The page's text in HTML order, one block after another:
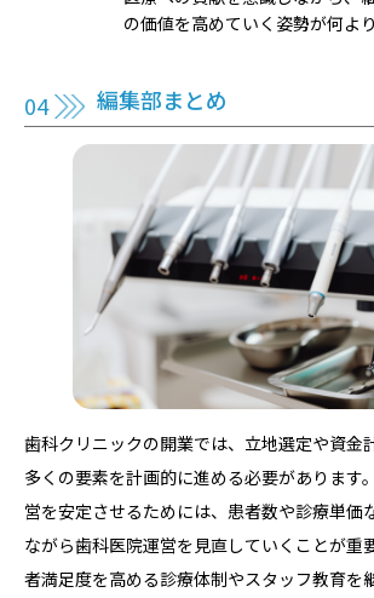
の価値を高めていく姿勢が何よ
編集部まとめ
歯科クリニックの開業では、立地選定や資金
多くの要素を計画的に進める必要があります
営を安定させるためには、患者数や診療単価
ながら歯科医院運営を見直していくことが重
者満足度を高める診療体制やスタッフ教育を